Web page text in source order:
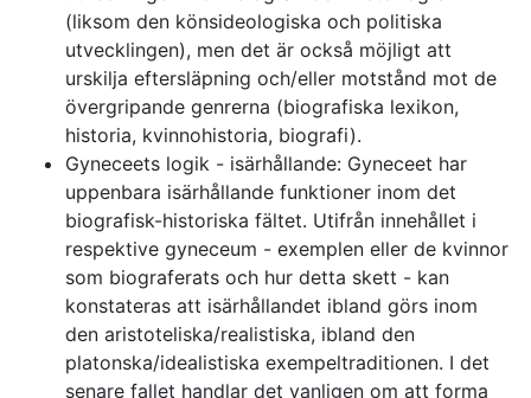
(liksom den könsideologiska och politiska
utvecklingen), men det är också möjligt att
urskilja eftersläpning och/eller motstånd mot de
övergripande genrerna (biografiska lexikon,
historia, kvinnohistoria, biografi).
Gyneceets logik - isärhållande: Gyneceet har
uppenbara isärhållande funktioner inom det
biografisk-historiska fältet. Utifrån innehållet i
respektive gyneceum - exemplen eller de kvinnor
som biograferats och hur detta skett - kan
konstateras att isärhållandet ibland görs inom
den aristoteliska/realistiska, ibland den
platonska/idealistiska exempeltraditionen. I det
senare fallet handlar det vanligen om att forma